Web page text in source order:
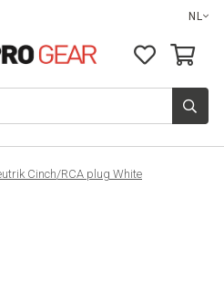
NL
Cinch/RCA plug White